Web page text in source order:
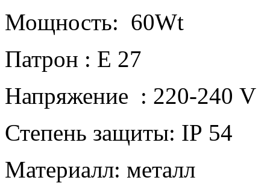
Мощность: 60Wt
Патрон : Е 27
Напряжение : 220-240 V
Степень защиты: IP 54
Материалл: металл